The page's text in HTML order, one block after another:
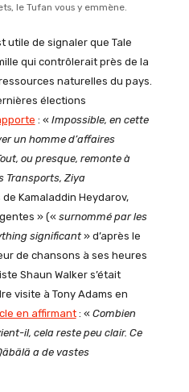
le Tufan vous y emmène.
utile de signaler que Tale
qui contrôlerait près de la
naturelles du pays.
élections
: « Impossible, en cette
un homme d’affaires
ou presque, remonte à
Transports, Ziya
de Kamaladdin Heydarov,
» (« surnommé par les
significant» d’après le
de chansons à ses heures
Shaun Walker s’était
visite à Tony Adams en
en affirmant: « Combien
il, cela reste peu clair. Ce
a de vastes